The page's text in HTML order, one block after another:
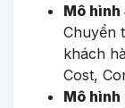
Mô
Chuyển
khách
Cost,
Mô hình